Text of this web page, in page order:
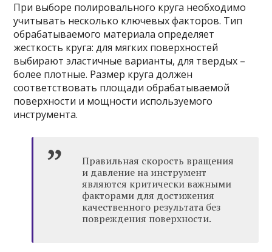
При выборе полировального круга необходимо
учитывать несколько ключевых факторов. Тип
обрабатываемого материала определяет
жесткость круга: для мягких поверхностей
выбирают эластичные варианты, для твердых –
более плотные. Размер круга должен
соответствовать площади обрабатываемой
поверхности и мощности используемого
инструмента.
Правильная скорость вращения
и давление на инструмент
являются критически важными
факторами для достижения
качественного результата без
повреждения поверхности.